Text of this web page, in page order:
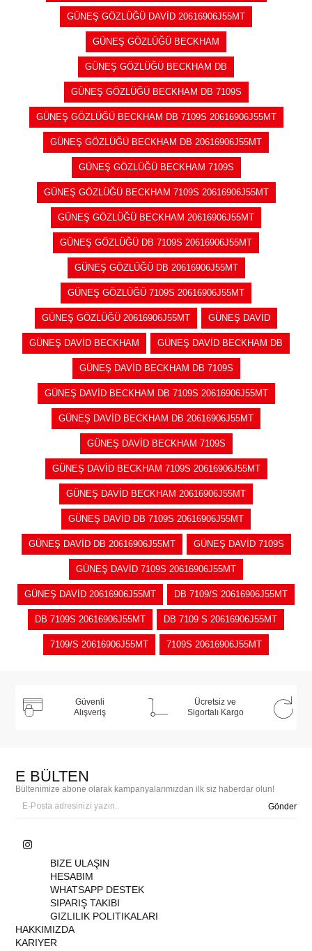
GÜNEŞ GÖZLÜĞÜ DAVİD 20616906J55MT
GÜNEŞ GÖZLÜĞÜ BECKHAM
GÜNEŞ GÖZLÜĞÜ BECKHAM DB
GÜNEŞ GÖZLÜĞÜ BECKHAM DB 7109S
GÜNEŞ GÖZLÜĞÜ BECKHAM DB 7109S 20616906J55MT
GÜNEŞ GÖZLÜĞÜ BECKHAM DB 20616906J55MT
GÜNEŞ GÖZLÜĞÜ BECKHAM 7109S
GÜNEŞ GÖZLÜĞÜ BECKHAM 7109S 20616906J55MT
GÜNEŞ GÖZLÜĞÜ BECKHAM 20616906J55MT
GÜNEŞ GÖZLÜĞÜ DB 7109S 20616906J55MT
GÜNEŞ GÖZLÜĞÜ DB 20616906J55MT
GÜNEŞ GÖZLÜĞÜ 7109S 20616906J55MT
GÜNEŞ GÖZLÜĞÜ 20616906J55MT GÜNEŞ DAVİD
GÜNEŞ DAVİD BECKHAM GÜNEŞ DAVİD BECKHAM DB
GÜNEŞ DAVİD BECKHAM DB 7109S
GÜNEŞ DAVİD BECKHAM DB 7109S 20616906J55MT
GÜNEŞ DAVİD BECKHAM DB 20616906J55MT
GÜNEŞ DAVİD BECKHAM 7109S
GÜNEŞ DAVİD BECKHAM 7109S 20616906J55MT
GÜNEŞ DAVİD BECKHAM 20616906J55MT
GÜNEŞ DAVİD DB 7109S 20616906J55MT
GÜNEŞ DAVİD DB 20616906J55MT GÜNEŞ DAVİD 7109S
GÜNEŞ DAVİD 7109S 20616906J55MT
GÜNEŞ DAVİD 20616906J55MT DB 7109/S 20616906J55MT
DB 7109S 20616906J55MT DB 7109 S 20616906J55MT
7109/S 20616906J55MT 7109S 20616906J55MT
Güvenli
Alışveriş
Ücretsiz ve
Sigortalı Kargo
E BÜLTEN
Bültenimize abone olarak kampanyalarımızdan ilk siz haberdar olun!
Gönder
BIZE ULAŞIN
HESABIM
WHATSAPP DESTEK
SIPARIŞ TAKIBI
GIZLILIK POLITIKALARI
HAKKIMIZDA
KARIYER